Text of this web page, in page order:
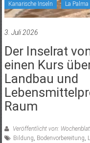
Kanarische Inseln La Palma
3. Juli 2026
Der Inselrat
einen Kurs
Landbau und
Raum
Veröffentlicht von:
Bildung, Bodenvorbereitung,